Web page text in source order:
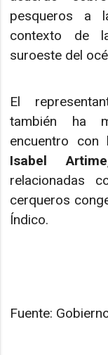
pesqueros a
contexto de
suroeste del
El
también ha
encuentro con
Isabel
relacionadas
cerqueros
Índico.
Fuente: